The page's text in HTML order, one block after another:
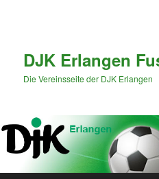
DJK Erlangen
Die Vereinsseite der DJK Erlangen